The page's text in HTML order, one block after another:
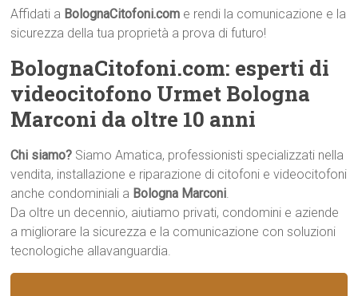
Affidati a BolognaCitofoni.com e rendi la comunicazione e la
sicurezza della tua proprietà a prova di futuro!
BolognaCitofoni.com: esperti di
videocitofono Urmet Bologna
Marconi da oltre 10 anni
Chi siamo? Siamo Amatica, professionisti specializzati nella
vendita, installazione e riparazione di citofoni e videocitofoni
anche condominiali a Bologna Marconi.
Da oltre un decennio, aiutiamo privati, condomini e aziende
a migliorare la sicurezza e la comunicazione con soluzioni
tecnologiche allavanguardia.